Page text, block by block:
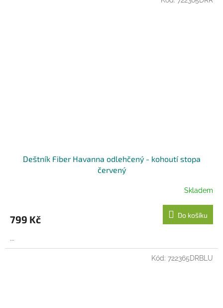
Deštník Fiber Havanna odlehčený - kohoutí stopa
červený
Skladem
799 Kč Do košíku
...
Kód: 722365DRBLU